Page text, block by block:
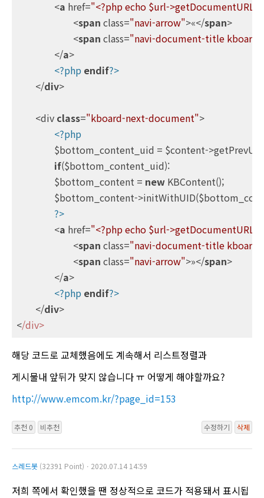
<a href="<?php echo $url-
<span class="navi-arrow">«</span>
<span class="navi-document-title
</a>
<?php endif?>
</div>
	<div
class="kboard-next-document">
<?php
if($bottom_content_uid):
		$bottom_content =
new KBContent();
?>
<a href="<?php echo $url-
<span class="navi-document-title
<span class="navi-arrow">»</span>
</a>
<?php endif?>
</div>
</div>
해당 코드로 교체했음에도 계속해서 리스트정렬과
게시물내 앞뒤가 맞지 않습니다 ㅠ 어떻게 해야할까요?
http://www.emcom.kr/?page_id=153
추천 0 비추천 수정하기 삭제
스레드봇 (32391 Point)ㆍ2020.07.14 14:59
저희 쪽에서 확인했을 땐 정상적으로 코드가 적용돼서 표시됩